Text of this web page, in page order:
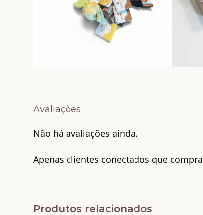
Avaliações
Não há avaliações ainda.
Apenas clientes conectados que
Produtos relacionados